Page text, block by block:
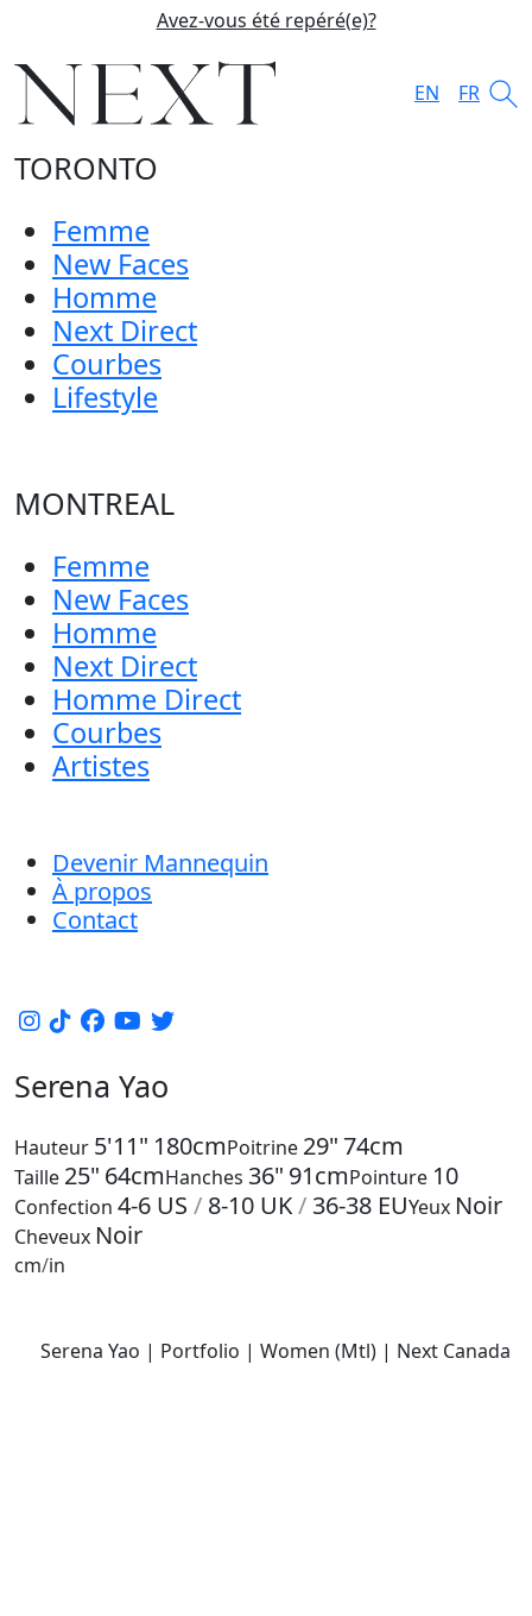
Avez-vous été repéré(e)?
EN FR
TORONTO
Femme
New Faces
Homme
Next Direct
Courbes
Lifestyle
MONTREAL
Femme
New Faces
Homme
Next Direct
Homme Direct
Courbes
Artistes
Devenir Mannequin
À propos
Contact
Serena Yao
Hauteur 5'11" 180cmPoitrine 29"74cm
Taille 25" 64cmHanches 36" 91cmPointure 10
Confection 4-6 US / 8-10 UK/ 36-38 EUYeux Noir
Cheveux Noir
cm/in